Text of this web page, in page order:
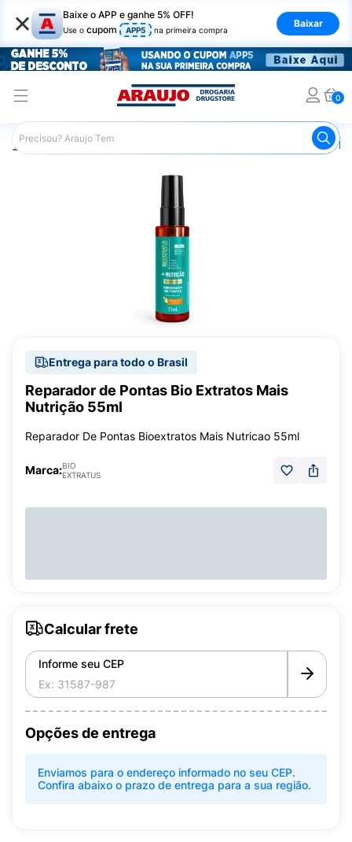
× Baixe o APP e ganhe 5% OFF!
Use o cupom APP5 na primeira compra
Baixar
0
Araujo Cabelo Reparador de Pontas
Entrega para todo o Brasil
Reparador de Pontas Bio Extratos Mais
Nutrição 55ml
Reparador De Pontas Bioextratos Mais Nutricao 55ml
Marca:BIO
EXTRATUS
Calcular frete
Informe seu CEP
Opções de entrega
Enviamos para o endereço informado no seu CEP.
Confira abaixo o prazo de entrega para a sua região.